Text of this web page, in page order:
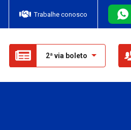
Trabalhe conosco
2ª via boleto